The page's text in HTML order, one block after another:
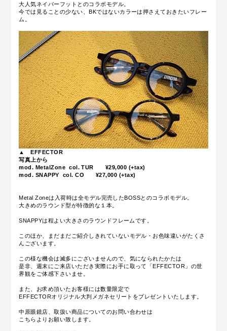
大人気ネイバーフットとのコラボモデル。
今では見ることの少ない、BKではないカラーは押さえておきたいフレー
ム。
▲EFFECTOR
写真上から
mod. MetalZone col. TUR ¥29,000 (+tax)
mod. SNAPPY col. CO ¥27,000 (+tax)
Metal Zoneは入荷時は全モデル完売したBOSSとのコラボモデル。
大きめのラウンド型が特徴的な１本。
SNAPPYは程よい大きさのラウンドフレームです。
このほか、まだまだご紹介しきれていないモデル・お色味違いがたくさ
んございます。
この様な機会は滅多にございませんので、気になられたかたは
是非、週末にご来店いただき実際にお手に取って「EFFECTOR」の世
界観をご体感下さいませ。
また、お求め頂いたお客様には数量限定で
EFFECTORオリジナル大判メガネセリートをプレゼントいたします。
中原眼鏡店、取扱い商品についてのお問い合わせは
こちらよりお願い致します。